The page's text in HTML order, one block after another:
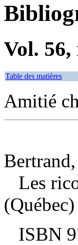
Vol.
Table des matières
Amitié
Les
ISBN